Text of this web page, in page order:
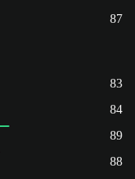
87
83
84
89
88